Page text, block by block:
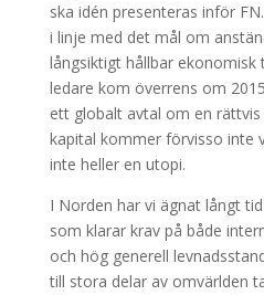
ska idén presenteras inför
i linje med det mål om
långsiktigt hållbar ekonomisk
ledare kom överrens om
ett globalt avtal om en
kapital kommer förvisso inte
inte heller en utopi.
I Norden har vi ägnat långt
som klarar krav på både
och hög generell
till stora delar av omvärlden